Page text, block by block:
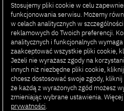
obszarach zdobyte w
technologicznym na
klientów sektora finansowego,
produkcyjnego i publicznego.
Od 10 lat związany z
obszarem zainteresowań w
rozwiązań sztucznej
procesów biznesowych oraz IT.
Stosujemy pliki cookie w celu
funkcjonowania serwisu. Możemy
w celach analitycznych w
reklamowych do Twoich preferencji.
analitycznych i funkcjonalnych
zaakceptować wszystkie pliki cookie,
Jeżeli nie wyrażasz zgody na
innych niż niezbędne pliki cookie,
chcesz dostosować swoje zgody,
że każdą z wyrażonych zgód możesz
zmieniając wybrane ustawienia.
prywatności.